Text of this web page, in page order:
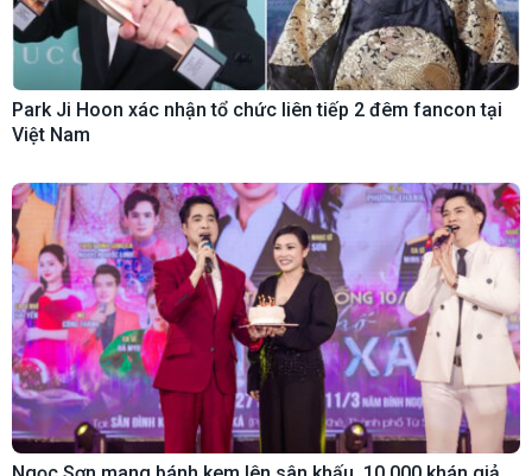
Park Ji Hoon xác nhận tổ chức liên tiếp 2 đêm fancon tại
Việt Nam